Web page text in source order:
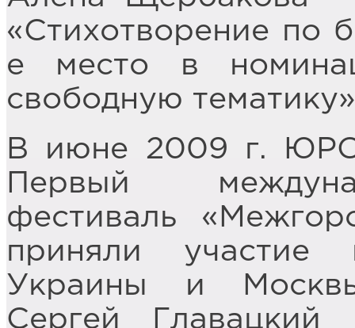
«Стихотворение по
е место в
свободную
В июне 2009 г.
Первый
фестиваль
приняли участие
Украины и
Сергей